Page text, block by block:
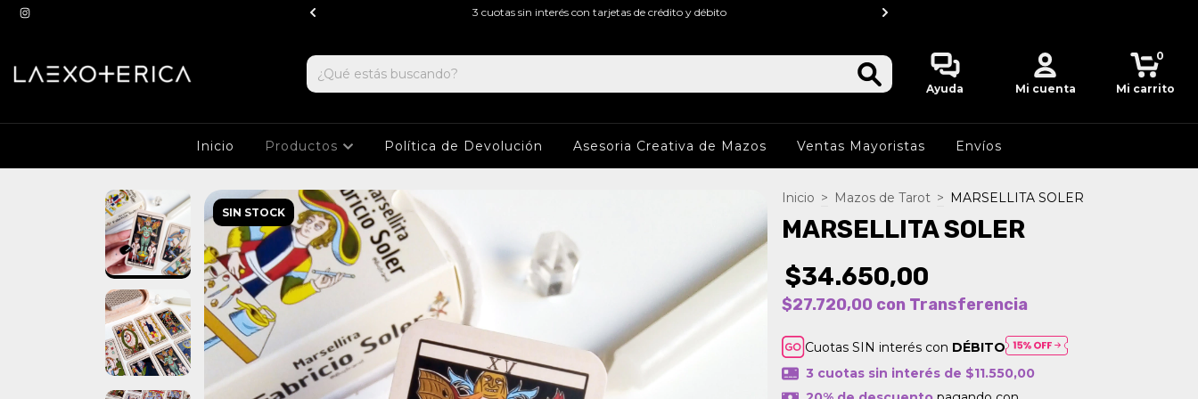
a partir de $100.000 3 cuotas sin interés con tarjetas de crédito y débito
Ayuda Mi cuenta Mi carrito
0
Inicio Productos Política de Devolución Asesoria Creativa de Mazos Ventas Mayoristas Envíos
SIN STOCK
Inicio > Mazos de Tarot > MARSELLITA SOLER
MARSELLITA SOLER
$34.650,00
$27.720,00 con Transferencia
Cuotas SIN interés con DÉBITO
3 cuotas sin interés de $11.550,00